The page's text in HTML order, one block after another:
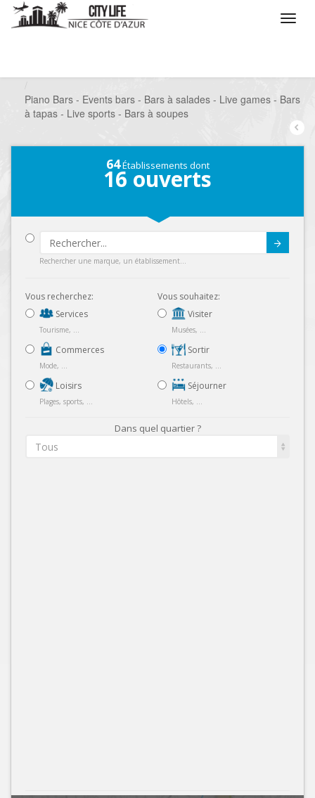
Piano Bars - Events bars - Bars à salades - Live games - Bars
à tapas - Live sports - Bars à soupes
64Établissements dont
16 ouverts
Rechercher une marque, un établissement...
Vous recherchez:
Services
Tourisme, ...
Commerces
Mode, ...
Loisirs
Plages, sports, ...
Vous souhaitez:
Visiter
Musées, ...
Sortir
Restaurants, ...
Séjourner
Hôtels, ...
Dans quel quartier ?
Tous